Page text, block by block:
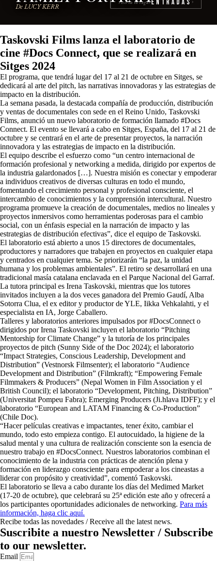
De LUCY KERR
reserva tu lugarEntradas ›
Taskovski Films lanza el laboratorio de
cine #Docs Connect, que se realizará en
Sitges 2024
El programa, que tendrá lugar del 17 al 21 de octubre en Sitges, se
dedicará al arte del pitch, las narrativas innovadoras y las estrategias de
impacto en la distribución.
La semana pasada, la destacada compañía de producción, distribución
y ventas de documentales con sede en el Reino Unido, Taskovski
Films, anunció un nuevo laboratorio de formación llamado #Docs
Connect. El evento se llevará a cabo en Sitges, España, del 17 al 21 de
octubre y se centrará en el arte de presentar proyectos, la narración
innovadora y las estrategias de impacto en la distribución.
El equipo describe el esfuerzo como “un centro internacional de
formación profesional y networking a medida, dirigido por expertos de
la industria galardonados […]. Nuestra misión es conectar y empoderar
a individuos creativos de diversas culturas en todo el mundo,
fomentando el crecimiento personal y profesional consciente, el
intercambio de conocimientos y la comprensión intercultural. Nuestro
programa promueve la creación de documentales, medios no lineales y
proyectos inmersivos como herramientas poderosas para el cambio
social, con un énfasis especial en la narración de impacto y las
estrategias de distribución efectivas”, dice el equipo de Taskovski.
El laboratorio está abierto a unos 15 directores de documentales,
productores y narradores que trabajen en proyectos en cualquier etapa
y centrados en cualquier tema. Se priorizarán “la paz, la unidad
humana y los problemas ambientales”. El retiro se desarrollará en una
tradicional masía catalana enclavada en el Parque Nacional del Garraf.
La tutora principal es Irena Taskovski, mientras que los tutores
invitados incluyen a la dos veces ganadora del Premio Gaudí, Alba
Sotorra Clua, el ex editor y productor de YLE, Iikka Vehkalahti, y el
especialista en IA, Jorge Caballero.
Talleres y laboratorios anteriores impulsados por #DocsConnect o
dirigidos por Irena Taskovski incluyen el laboratorio “Pitching
Mentorship for Climate Change” y la tutoría de los principales
proyectos de pitch (Sunny Side of the Doc 2024); el laboratorio
“Impact Strategies, Conscious Leadership, Development and
Distribution” (Vestnorsk Filmsenter); el laboratorio “Audience
Development and Distribution” (Filmkraft); “Empowering Female
Filmmakers & Producers” (Nepal Women in Film Association y el
British Council); el laboratorio “Development, Pitching, Distribution”
(Universitat Pompeu Fabra); Emerging Producers (Ji.hlava IDFF); y el
laboratorio “European and LATAM Financing & Co-Production”
(Chile Doc).
“Hacer películas creativas e impactantes, tener éxito, cambiar el
mundo, todo esto empieza contigo. El autocuidado, la higiene de la
salud mental y una cultura de realización consciente son la esencia de
nuestro trabajo en #DocsConnect. Nuestros laboratorios combinan el
conocimiento de la industria con prácticas de atención plena y
formación en liderazgo consciente para empoderar a los cineastas a
liderar con propósito y creatividad”, comentó Taskovski.
El laboratorio se lleva a cabo durante los días del Medimed Market
(17-20 de octubre), que celebrará su 25ª edición este año y ofrecerá a
los participantes oportunidades adicionales de networking. Para más
información, haga clic aquí.
Recibe todas las novedades / Receive all the latest news.
Suscribite a nuestro Newsletter / Subscribe
to our newsletter.
Email